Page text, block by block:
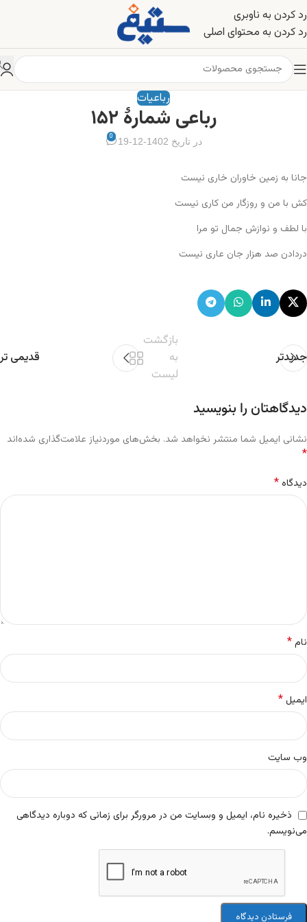
رد کردن به ناوبری
رد کردن به محتوای اصلی
رباعیات
رباعی شمارهٔ ۱۵۲
در تاریخ 1402-12-19 0
جانا به زمین خاوران خاری نیست
کش با من و روزگار من کاری نیست
با لطف و نوازش جمال تو مرا
دردادن صد هزار جان عاری نیست
جدیدتر
بازگشت
به
لیست
قدیمی تر
دیدگاهتان را بنویسید
نشانی ایمیل شما منتشر نخواهد شد. بخش‌های موردنیاز علامت‌گذاری شده‌اند
*
دیدگاه*
نام*
ایمیل*
وب‌ سایت
ذخیره نام، ایمیل و وبسایت من در مرورگر برای زمانی که دوباره دیدگاهی
می‌نویسم.